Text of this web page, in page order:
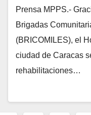
Razetti
Prensa MPPS.-
Brigadas
(BRICOMILES), el
ciudad de Caracas
rehabilitaciones…